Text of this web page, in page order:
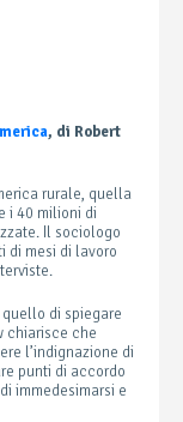
, di Robert
rurale, quella
i 40 milioni di
Il sociologo
di mesi di lavoro
di spiegare
chiarisce che
l’indignazione di
punti di accordo
immedesimarsi e